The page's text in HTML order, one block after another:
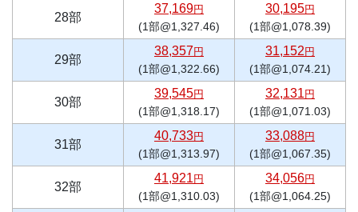
28部
37,169円
(1部@1,327.46)
30,195円
(1部@1,078.39)
29部
38,357円
(1部@1,322.66)
31,152 円
(1部@1,074.21)
30部
39,545円
(1部@1,318.17)
32,131 円
(1部@1,071.03)
31部
40,733円
(1部@1,313.97)
33,088円
(1部@1,067.35)
32部
41,921 円
(1部@1,310.03)
34,056円
(1部@1,064.25)